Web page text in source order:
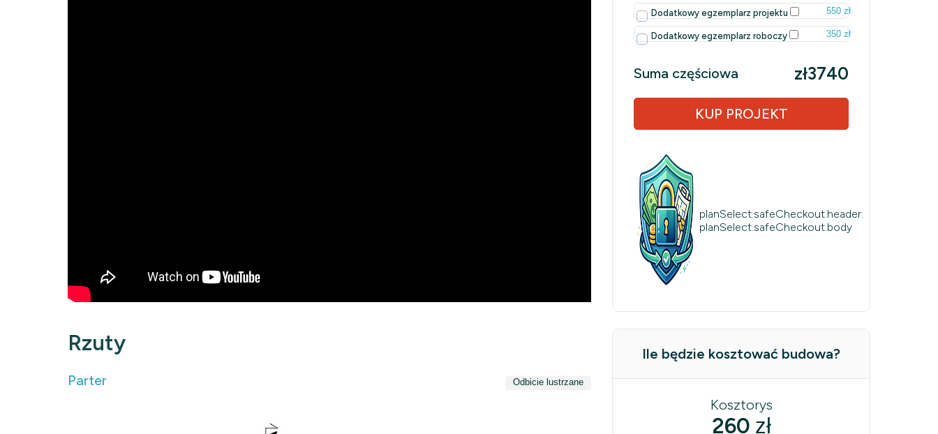
Rzuty
Parter Odbicie lustrzane
Dodatkowy egzemplarz projektu 550 zł
Dodatkowy egzemplarz roboczy 350 zł
Suma częściowa zł3740
KUP PROJEKT
planSelect.safeCheckout.header:
planSelect.safeCheckout.body
Ile będzie kosztować budowa?
Kosztorys
260 zł